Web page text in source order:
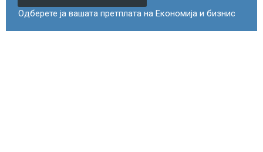
Одберете ја вашата претплата на Економија и бизнис